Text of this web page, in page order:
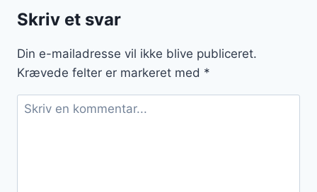
Skriv et svar
Din e-mailadresse vil ikke blive publiceret.
Krævede felter er markeret med *